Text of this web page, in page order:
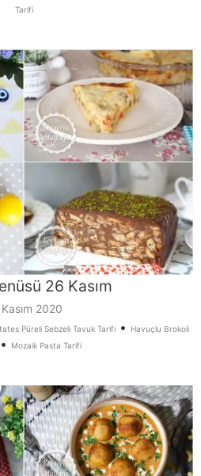
Tarifi
26 Kasım
2020
Püreli Sebzeli Tavuk Tarifi•
Havuçlu Brokoli
Mozaik Pasta Tarifi